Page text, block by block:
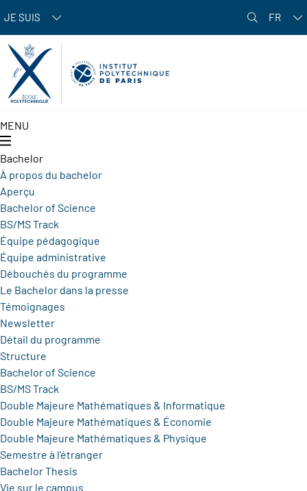
JE SUIS FR
MENU
Bachelor
À propos du bachelor
Aperçu
Bachelor of Science
BS/MS Track
Équipe pédagogique
Équipe administrative
Débouchés du programme
Le Bachelor dans la presse
Témoignages
Newsletter
Détail du programme
Structure
Bachelor of Science
BS/MS Track
Double Majeure Mathématiques & Informatique
Double Majeure Mathématiques & Économie
Double Majeure Mathématiques & Physique
Semestre à l'étranger
Bachelor Thesis
Vie sur le campus